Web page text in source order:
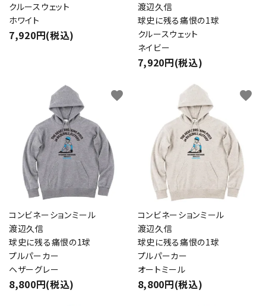
クルースウェット
ホワイト
7,920円(税込)
渡辺久信
球史に残る痛恨の1球
クルースウェット
ネイビー
7,920円(税込)
コンビネーションミール
渡辺久信
球史に残る痛恨の1球
プルパーカー
ヘザーグレー
8,800円(税込)
favorite
コンビネーションミール
渡辺久信
球史に残る痛恨の1球
プルパーカー
オートミール
8,800円(税込)
favorite